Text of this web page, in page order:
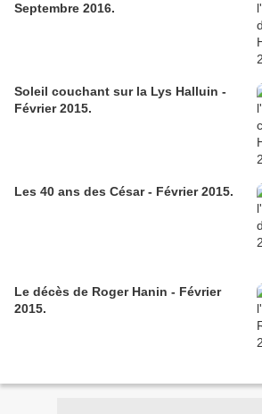
Septembre 2016.
Soleil couchant sur la Lys Halluin -
Février 2015.
Les 40 ans des César - Février 2015.
Le décès de Roger Hanin - Février
2015.